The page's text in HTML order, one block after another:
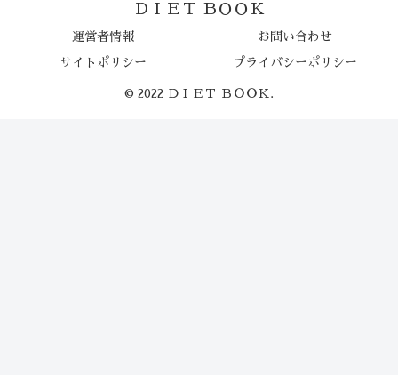
ＤＩＥＴ ＢＯＯＫ
運営者情報 お問い合わせ
サイトポリシー プライバシーポリシー
© 2022 ＤＩＥＴ ＢＯＯＫ.